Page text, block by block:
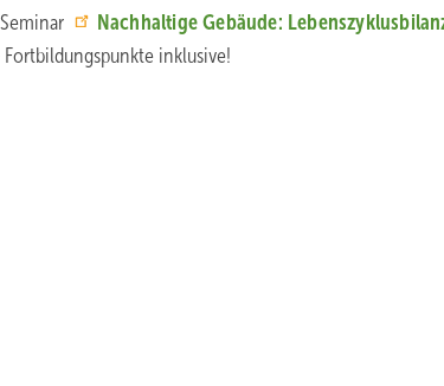
Nachhaltige Gebäude:
inklusive!